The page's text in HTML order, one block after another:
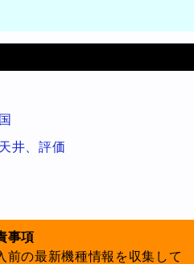
井、評価
事項
前の最新機種情報を収集して